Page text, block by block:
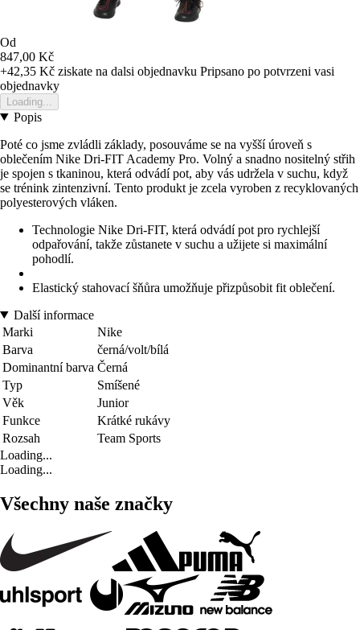
Od
847,00 Kč
+42,35 Kč ziskate na dalsi objednavku Pripsano po potvrzeni vasi
objednavky
Loading...
Popis
Poté co jsme zvládli základy, posouváme se na vyšší úroveň s
oblečením Nike Dri-FIT Academy Pro. Volný a snadno nositelný střih
je spojen s tkaninou, která odvádí pot, aby vás udržela v suchu, když
se trénink zintenzivní. Tento produkt je zcela vyroben z recyklovaných
polyesterových vláken.
Technologie Nike Dri-FIT, která odvádí pot pro rychlejší
odpařování, takže zůstanete v suchu a užijete si maximální
pohodlí.
Elastický stahovací šňůra umožňuje přizpůsobit fit oblečení.
Další informace
Marki
Nike
Barva
černá/volt/bílá
Dominantní barva Černá
Typ
Smíšené
Věk
Junior
Funkce
Krátké rukávy
Rozsah
Team Sports
Loading...
Loading...
Všechny naše značky